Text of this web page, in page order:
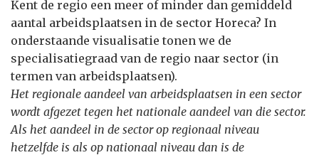
Kent de regio een meer of minder dan gemiddeld
aantal arbeidsplaatsen in de sector Horeca? In
onderstaande visualisatie tonen we de
specialisatiegraad van de regio naar sector (in
termen van arbeidsplaatsen).
Het regionale aandeel van arbeidsplaatsen in een sector
wordt afgezet tegen het nationale aandeel van die sector.
Als het aandeel in de sector op regionaal niveau
hetzelfde is als op nationaal niveau dan is de